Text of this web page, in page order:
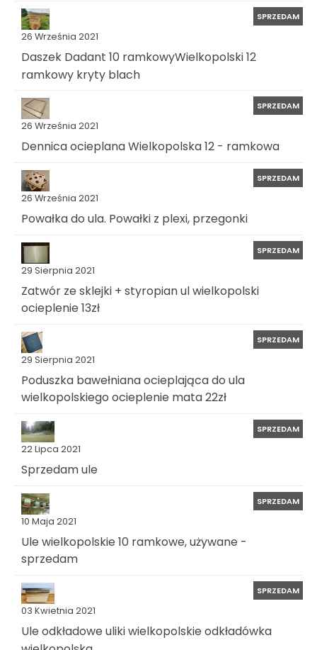
26 Września 2021
SPRZEDAM
Daszek Dadant 10 ramkowyWielkopolski 12
ramkowy kryty blach
26 Września 2021
SPRZEDAM
Dennica ocieplana Wielkopolska 12 - ramkowa
26 Września 2021
SPRZEDAM
Powałka do ula. Powałki z plexi, przegonki
29 Sierpnia 2021
SPRZEDAM
Zatwór ze sklejki + styropian ul wielkopolski
ocieplenie 13zł
29 Sierpnia 2021
SPRZEDAM
Poduszka bawełniana ocieplająca do ula
wielkopolskiego ocieplenie mata 22zł
22 Lipca 2021
SPRZEDAM
Sprzedam ule
10 Maja 2021
SPRZEDAM
Ule wielkopolskie 10 ramkowe, używane -
sprzedam
03 Kwietnia 2021
SPRZEDAM
Ule odkładowe uliki wielkopolskie odkładówka